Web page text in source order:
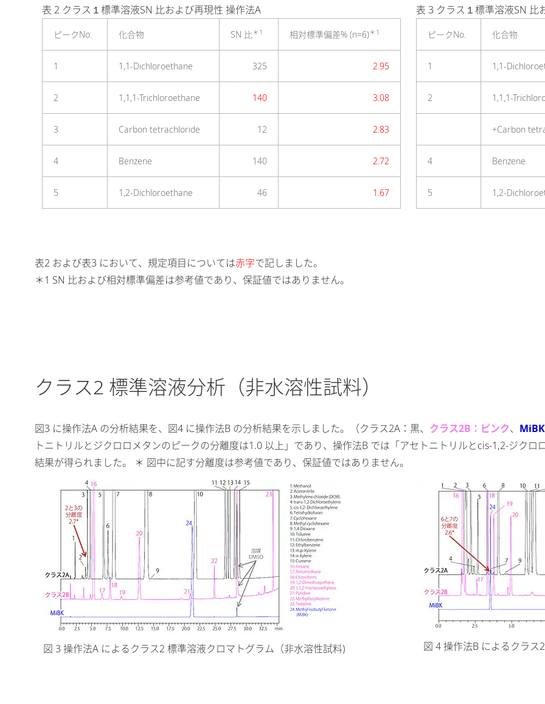
表 2 クラス１標準溶液SN 比および再現性 操作法A
ピークNo. 化合物 SN 比＊1 相対標準偏差% (n=6)＊1
1 1,1-Dichloroethane 325 2.95
2 1,1,1-Trichloroethane 140 3.08
3 Carbon tetrachloride 12 2.83
4 Benzene 140 2.72
5 1,2-Dichloroethane 46 1.67
表 3 クラス１標準溶液SN 比
ピークNo. 化合物
1 1,1-
2 1,1,1-
+Carbon
4 Benzene
5 1,2-
表2 および表3 において、規定項目については赤字で記しました。
＊1 SN 比および相対標準偏差は参考値であり、保証値ではありません。
クラス2 標準溶液分析（非水溶性試料）
図3 に操作法A の分析結果を、図4 に操作法B の分析結果を示しました。（クラス2A：黒、 クラス2B：ピンク、
トニトリルとジクロロメタンのピークの分離度は1.0 以上」であり、操作法B では「アセトニトリルとcis-1,2-ジク
結果が得られました。 ＊ 図中に記す分離度は参考値であり、保証値ではありません。
図 3 操作法A によるクラス2 標準溶液クロマトグラム（非水溶性試料)
図 4 操作法B によるクラ